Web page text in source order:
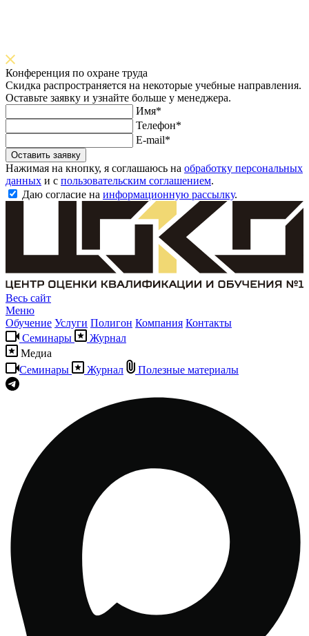
Конференция по охране труда
Скидка распространяется на некоторые учебные направления.
Оставьте заявку и узнайте больше у менеджера.
Имя*
Телефон*
E-mail*
Оставить заявку
Нажимая на кнопку, я соглашаюсь на обработку персональных
данных и с пользовательским соглашением.
Даю согласие на информационную рассылку.
Весь сайт
Меню
Обучение Услуги Полигон Компания Контакты
Семинары
Журнал
Медиа
Семинары
Журнал Полезные материалы